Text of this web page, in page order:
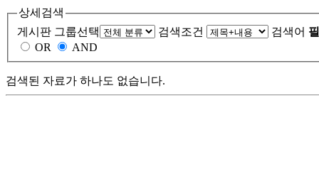
상세검색
게시판 그룹선택
검색조건 검색어
OR
AND
검색된 자료가 하나도 없습니다.